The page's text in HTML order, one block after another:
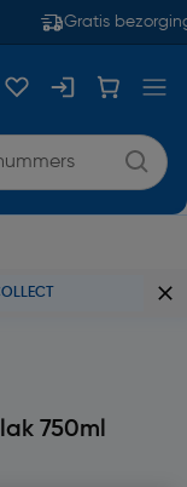
Gratis
750ml